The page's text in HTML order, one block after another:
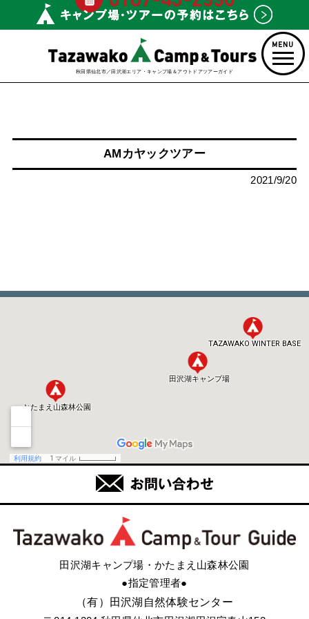
秋田県仙北市／田沢湖エリア・キャンプ場＆アウトドアツアーガイド
AMカヤックツアー
2021/9/20
田沢湖キャンプ場・かたまえ山森林公園
●指定管理者●
（有）田沢湖自然体験センター